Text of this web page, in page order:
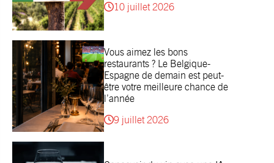
10 juillet 2026
Vous aimez les bons
restaurants ? Le Belgique-
Espagne de demain est peut-
être votre meilleure chance de
l’année
9 juillet 2026